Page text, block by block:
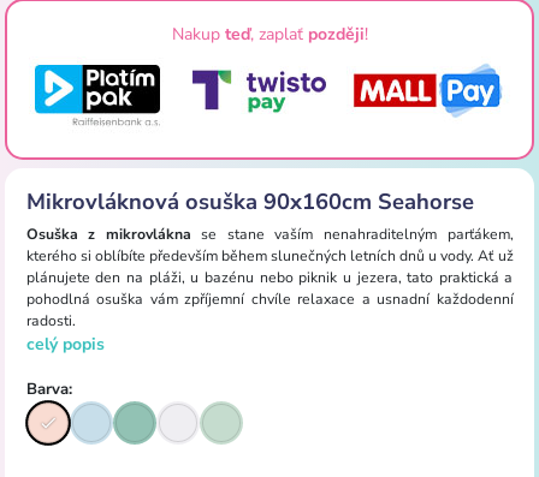
Nakup teď, zaplať později!
Mikrovláknová osuška 90x160cm Seahorse
Osuška z mikrovlákna se stane vaším nenahraditelným parťákem,
kterého si oblíbíte především během slunečných letních dnů u vody. Ať už
plánujete den na pláži, u bazénu nebo piknik u jezera, tato praktická a
pohodlná osuška vám zpříjemní chvíle relaxace a usnadní každodenní
radosti.
celý popis
Barva: